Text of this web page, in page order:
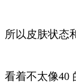
所以皮肤状态
看着不太像40